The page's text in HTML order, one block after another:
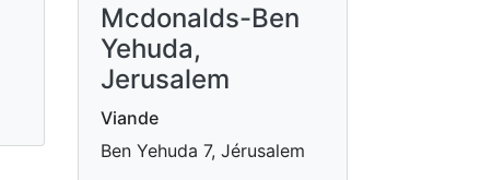
Mcdonalds-Ben
Yehuda,
Jerusalem
Viande
Ben Yehuda 7, Jérusalem